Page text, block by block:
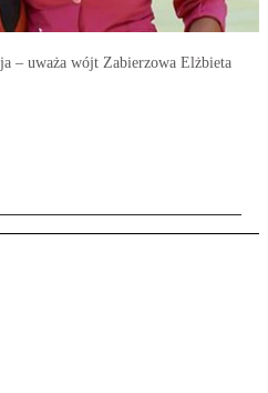
– uważa wójt Zabierzowa Elżbieta